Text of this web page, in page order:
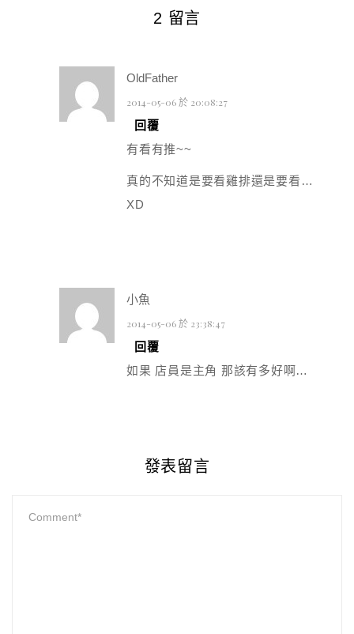
2 留言
OldFather
2014-05-06 於 20:08:27
回覆
有看有推~~
真的不知道是要看雞排還是要看…
XD
小魚
2014-05-06 於 23:38:47
回覆
如果 店員是主角 那該有多好啊…
發表留言